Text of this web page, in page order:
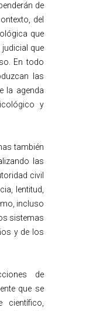
de
del
que
que
En todo
las
la agenda
y
también
las
civil
lentitud,
incluso
sistemas
y de los
de
que se
científico,